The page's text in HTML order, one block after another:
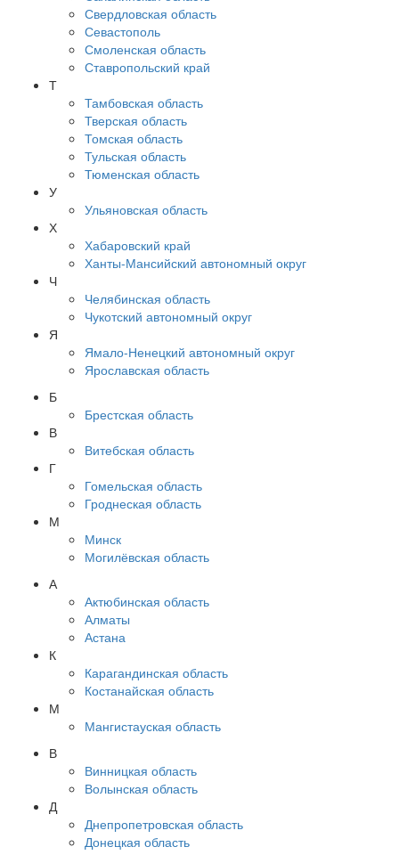
Свердловская область
Севастополь
Смоленская область
Ставропольский край
Т
Тамбовская область
Тверская область
Томская область
Тульская область
Тюменская область
У
Ульяновская область
Х
Хабаровский край
Ханты-Мансийский автономный округ
Ч
Челябинская область
Чукотский автономный округ
Я
Ямало-Ненецкий автономный округ
Ярославская область
Б
Брестская область
В
Витебская область
Г
Гомельская область
Гроднеская область
М
Минск
Могилёвская область
А
Актюбинская область
Алматы
Астана
К
Карагандинская область
Костанайская область
М
Мангистауская область
В
Винницкая область
Волынская область
Д
Днепропетровская область
Донецкая область